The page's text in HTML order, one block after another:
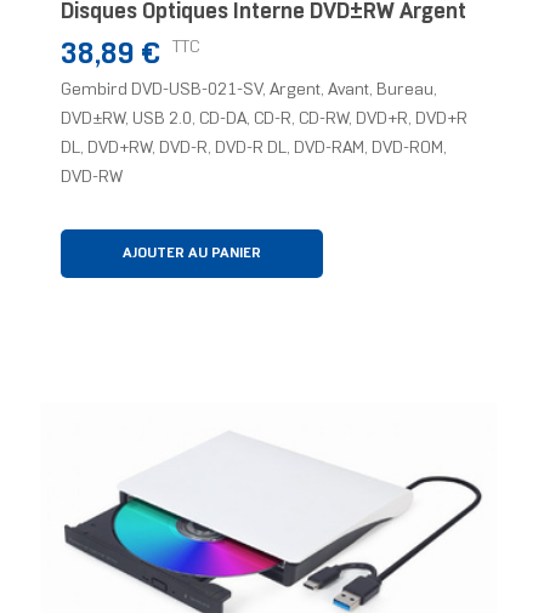
Disques Optiques Interne DVD±RW Argent
Prix
38,89 € TTC
Gembird DVD-USB-021-SV, Argent, Avant, Bureau,
DVD±RW, USB 2.0, CD-DA, CD-R, CD-RW, DVD+R, DVD+R
DL, DVD+RW, DVD-R, DVD-R DL, DVD-RAM, DVD-ROM,
DVD-RW
AJOUTER AU PANIER